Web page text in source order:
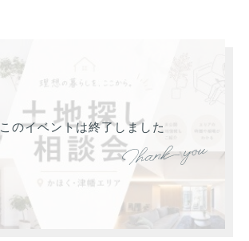
このイベントは終了しました